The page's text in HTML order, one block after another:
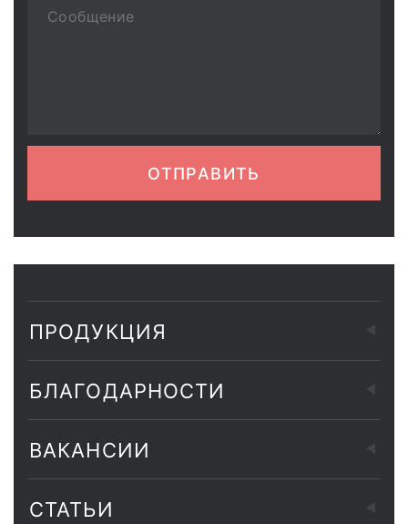
ОТПРАВИТЬ
ПРОДУКЦИЯ
БЛАГОДАРНОСТИ
ВАКАНСИИ
СТАТЬИ